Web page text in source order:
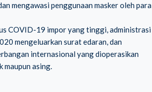
mengawasi penggunaan masker oleh para
COVID-19 impor yang tinggi, administrasi
mengeluarkan surat edaran, dan
internasional yang dioperasikan
maupun asing.